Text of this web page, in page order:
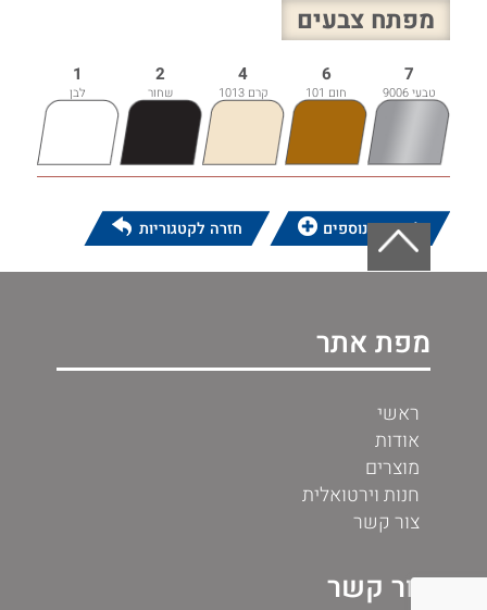
מפתח צבעים
1
לבן
2
שחור
4
קרם 1013
6
חום 101
7
טבעי 9006
לפרטים נוספים חזרה לקטגוריות
מפת אתר
ראשי
אודות
מוצרים
חנות וירטואלית
צור קשר
צור קשר